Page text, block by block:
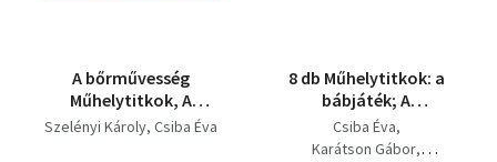
A bőrművesség
Műhelytitkok, A
fényképezés
Szelényi Károly Csiba Éva
8 db Műhelytitkok: a
bábjáték; A
fényképezés; A
rajzfilm;
Csiba Éva
Karátson Gábor